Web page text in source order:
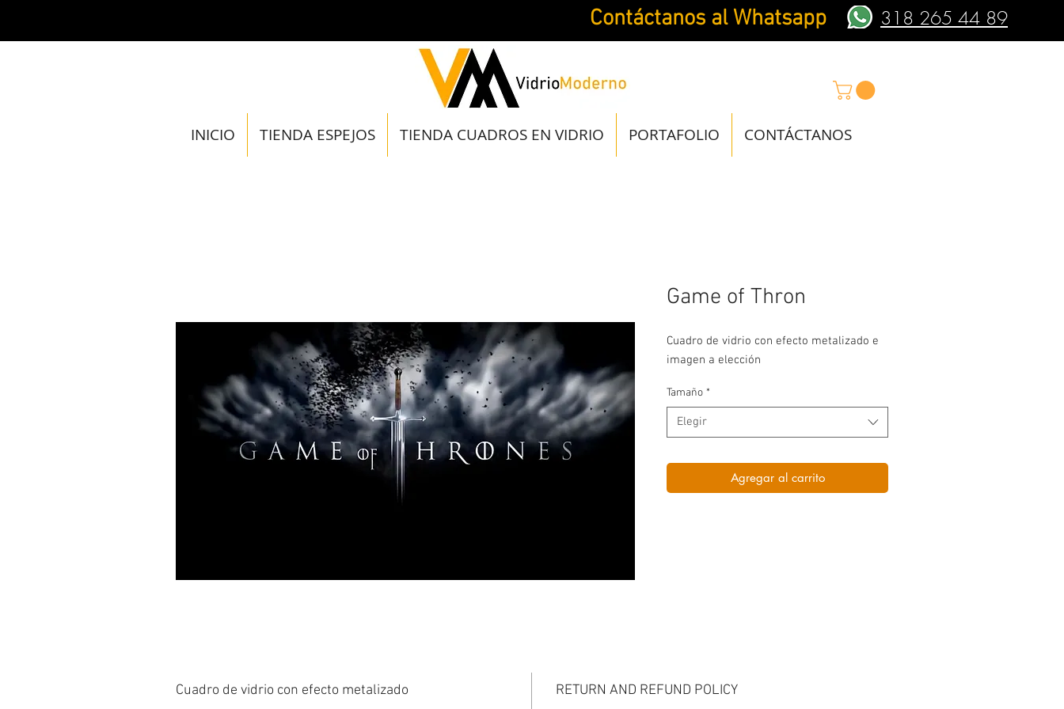
Contáctanos al Whatsapp 318 265 44 89
INICIO TIENDA ESPEJOS TIENDA CUADROS EN VIDRIO PORTAFOLIO CONTÁCTANOS
Game of Thron
Cuadro de vidrio con efecto metalizado e
imagen a elección
Tamaño *
Elegir
Agregar al carrito
Cuadro de vidrio con efecto metalizado RETURN AND REFUND POLICY